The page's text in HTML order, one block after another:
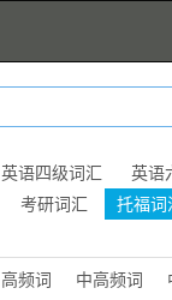
英语四级词汇 英语
考研词汇 托福词
高频词 中高频词